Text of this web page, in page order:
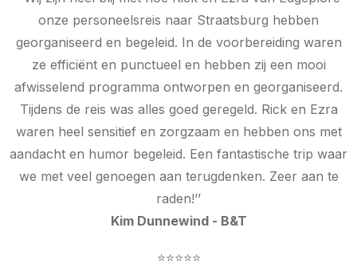
onze personeelsreis naar Straatsburg hebben
georganiseerd en begeleid. In de voorbereiding waren
ze efficiënt en punctueel en hebben zij een mooi
afwisselend programma ontworpen en georganiseerd.
Tijdens de reis was alles goed geregeld. Rick en Ezra
waren heel sensitief en zorgzaam en hebben ons met
aandacht en humor begeleid. Een fantastische trip waar
we met veel genoegen aan terugdenken. Zeer aan te
raden!’’
Kim Dunnewind - B&T
⭐⭐⭐⭐⭐